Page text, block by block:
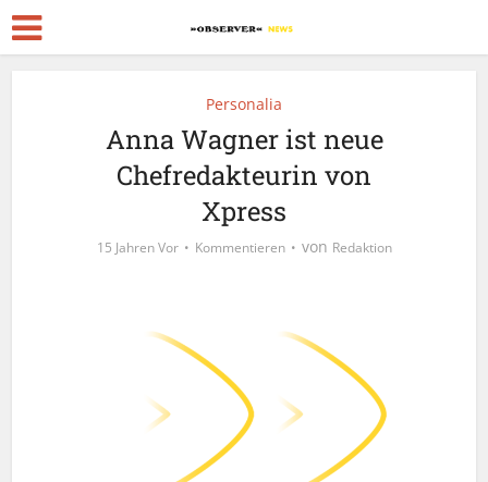
Personalia
Anna Wagner ist neue
Chefredakteurin von
Xpress
15 Jahren Vor Kommentieren von Redaktion